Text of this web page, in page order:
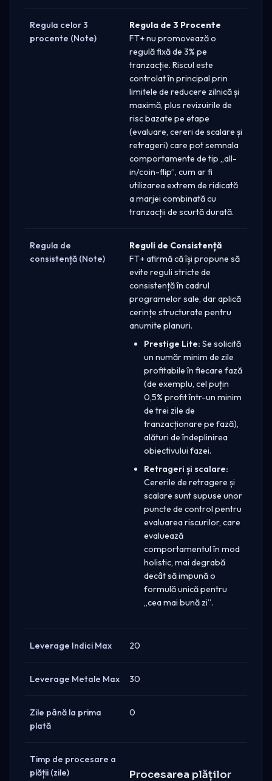
Regula celor 3
procente (Note)
Regula de 3 Procente
FT+ nu promovează o
regulă fixă de 3% pe
tranzacție. Riscul este
controlat în principal prin
limitele de reducere zilnică și
maximă, plus revizuirile de
risc bazate pe etape
(evaluare, cereri de scalare și
retrageri) care pot semnala
comportamente de tip „all-
in/coin-flip”, cum ar fi
utilizarea extrem de ridicată
a marjei combinată cu
tranzacții de scurtă durată.
Regula de
consistență (Note)
Reguli de Consistență
FT+ afirmă că își propune să
evite reguli stricte de
consistență în cadrul
programelor sale, dar aplică
cerințe structurate pentru
anumite planuri.
Prestige Lite: Se solicită
un număr minim de zile
profitabile în fiecare fază
(de exemplu, cel puțin
0,5% profit într-un minim
de trei zile de
tranzacționare pe fază),
alături de îndeplinirea
obiectivului fazei.
Retrageri și scalare:
Cererile de retragere și
scalare sunt supuse unor
puncte de control pentru
evaluarea riscurilor, care
evaluează
comportamentul în mod
holistic, mai degrabă
decât să impună o
formulă unică pentru
„cea mai bună zi”.
Leverage Indici Max 20
Leverage Metale Max 30
Zile până la prima
plată
0
Timp de procesare a
plății (zile)
Procesarea plăților